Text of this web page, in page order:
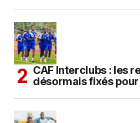
CAF Interclubs : les
désormais fixés